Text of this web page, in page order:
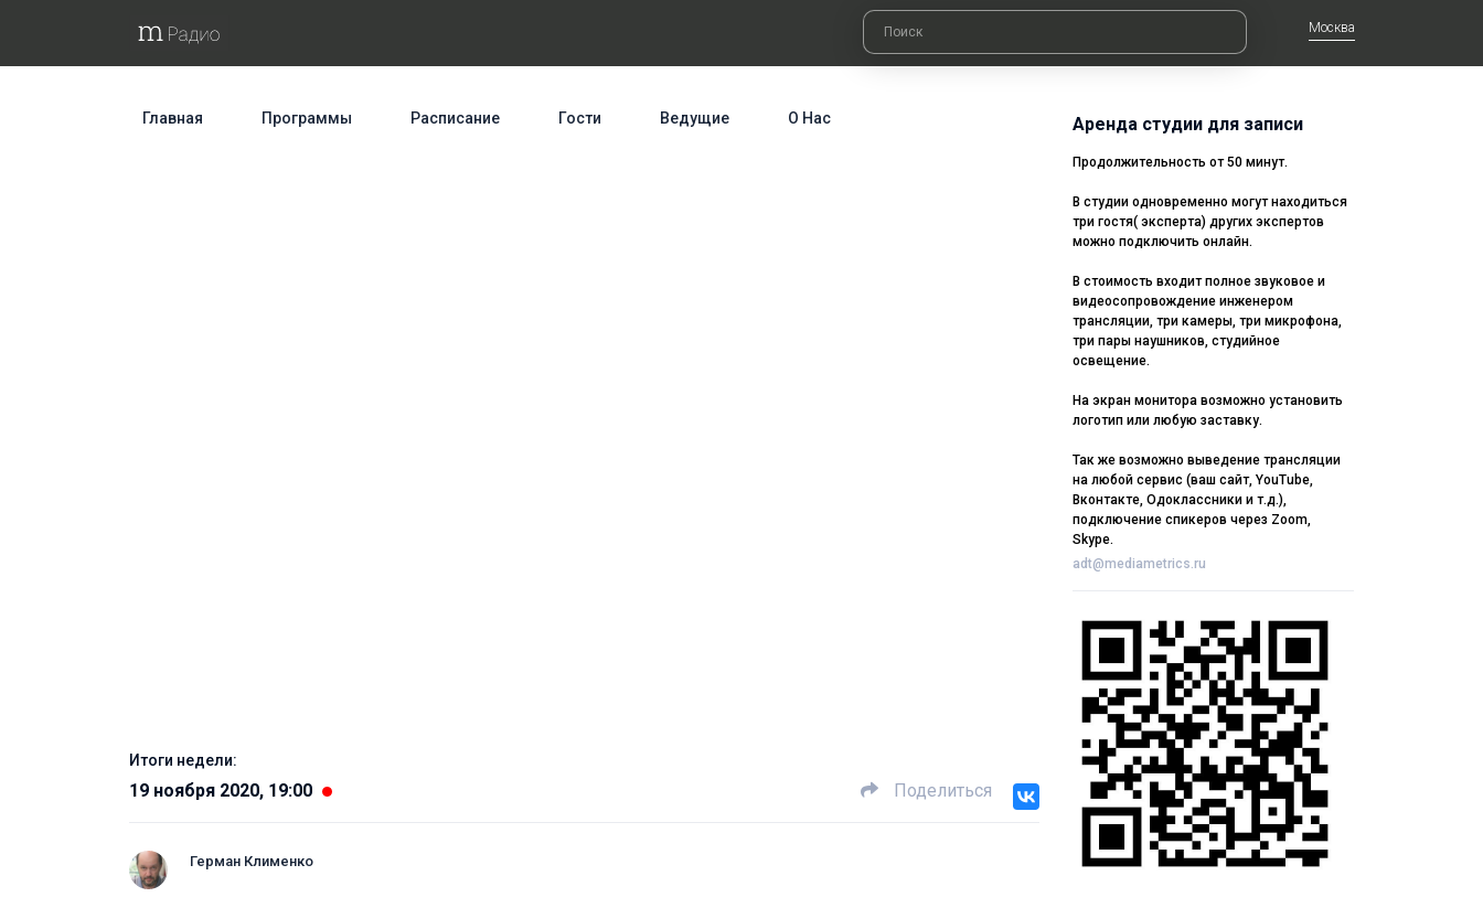
Москва
Главная Программы Расписание Гости Ведущие О Нас
Итоги недели:
19 ноября 2020, 19:00 Поделиться
Герман Клименко
Аренда студии для записи
Продолжительность от 50 минут.
В студии одновременно могут находиться
три гостя( эксперта) других экспертов
можно подключить онлайн.
В стоимость входит полное звуковое и
видеосопровождение инженером
трансляции, три камеры, три микрофона,
три пары наушников, студийное
освещение.
На экран монитора возможно установить
логотип или любую заставку.
Так же возможно выведение трансляции
на любой сервис (ваш сайт, YouTube,
Вконтакте, Одоклассники и т.д.),
подключение спикеров через Zoom,
Skype.
adt@mediametrics.ru